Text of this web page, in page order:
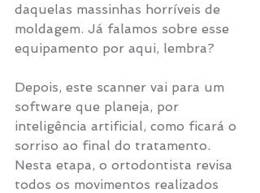
daquelas massinhas horríveis de
moldagem. Já falamos sobre esse
equipamento por aqui, lembra?
Depois, este scanner vai para um
software que planeja, por
inteligência artificial, como ficará o
sorriso ao final do tratamento.
Nesta etapa, o ortodontista revisa
todos os movimentos realizados